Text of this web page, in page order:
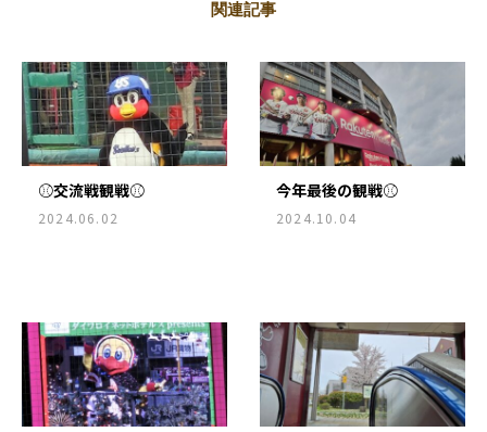
関連記事
⚾交流戦観戦⚾
2024.06.02
今年最後の観戦⚾
2024.10.04